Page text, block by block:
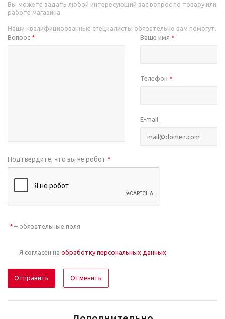
Вы можете задать любой интересующий вас вопрос по товару или
работе магазина.
Наши квалифицированные специалисты обязательно вам помогут.
Вопрос * Ваше имя *
Телефон *
E-mail
Подтвердите, что вы не робот *
* – обязательные поля
Я согласен на обработку персональных данных
Отменить